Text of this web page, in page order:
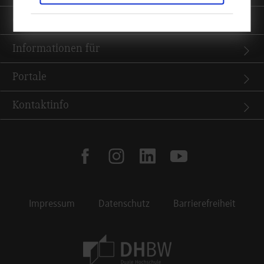
Informationen für
Portale
Kontaktinfo
facebookinstagramlinkedinyoutube
Impressum Datenschutz Barrierefreiheit